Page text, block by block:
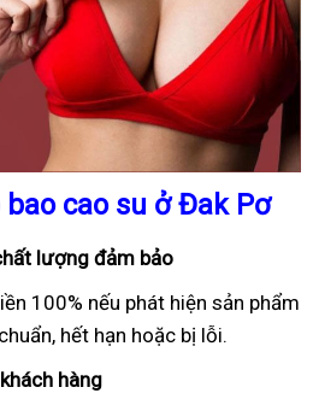
cao su ở Đak Pơ
lượng đảm bảo
100% nếu phát hiện sản phẩm
hết hạn hoặc bị lỗi.
hàng